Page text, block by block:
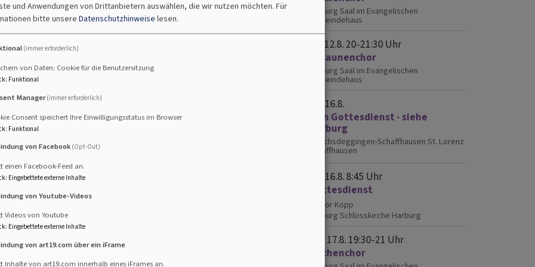
um gemeinsam einen biblischen Text zu lesen und
darüber ins Gespräch zu kommen.
fürJuli
online eingesehen werden.
Lesen.
Harburg Saal im Evangelischen
Gemeindehaus
Mi, 12.8. 20-21:30 Uhr
Posaunenchor
Harburg Saal im Evangelischen
Gemeindehaus
So, 16.8.
kein Gottesdienst - siehe
Harburg
Mönchsdeggingen-Schaffhausen St. Lorenz
Schaffhausen
So, 16.8. 8:45 Uhr
Gottesdienst
Lektor Kopp
Harburg Schlosskirche Harburg
Mo, 17.8. 19:30-21 Uhr
Kirchenchor
und Anwendungen von Drittanbietern auswählen, die wir nutzen möchten. Für
bitte unsere Datenschutzhinweise lesen.
(immer erforderlich)
von Daten: Cookie für die Benutzersitzung
: Funktional
Manager(immer erforderlich)
Consent speichert Ihre Einwilligungsstatus im Browser
: Funktional
von Facebook (Opt-Out)
einen Facebook-Feed an.
: Eingebettete externe Inhalte
von Youtube-Videos
Videos von Youtube
: Eingebettete externe Inhalte
von art19.com über ein iFrame
Inhalte von art19.com innerhalb eines iFrames an.